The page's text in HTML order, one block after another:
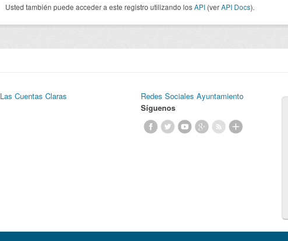
Usted también puede acceder a este registro utilizando losAPI (verAPI Docs).
Las Cuentas Claras
Redes Sociales Ayuntamiento
Síguenos